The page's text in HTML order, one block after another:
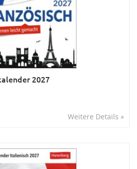
2027
Weitere Details »